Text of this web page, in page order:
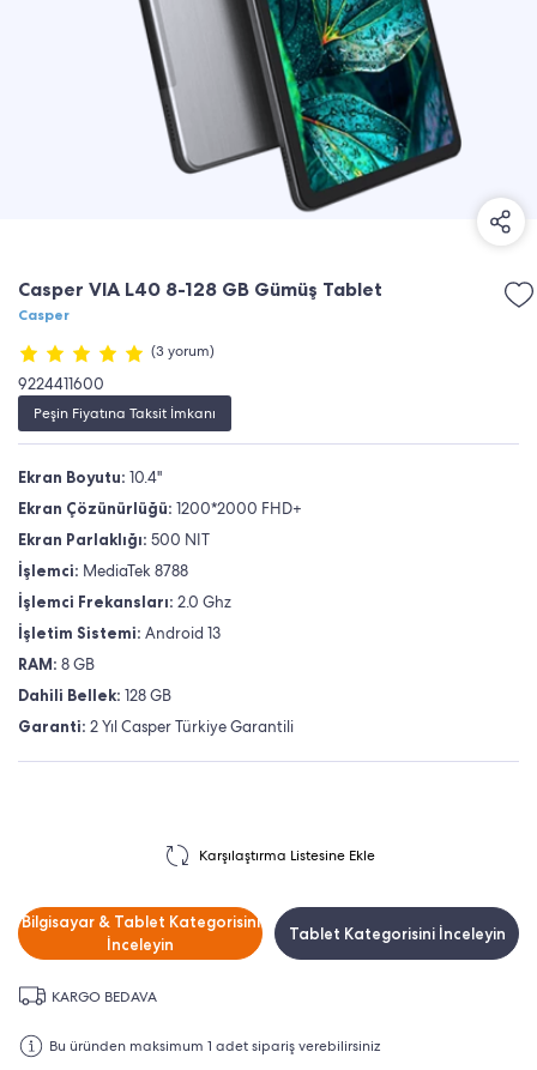
Casper VIA L40 8-128 GB Gümüş Tablet
Casper
(3 yorum)
9224411600
Peşin Fiyatına Taksit İmkanı
Ekran Boyutu: 10.4''
Ekran Çözünürlüğü: 1200*2000 FHD+
Ekran Parlaklığı: 500 NIT
İşlemci: MediaTek 8788
İşlemci Frekansları: 2.0 Ghz
İşletim Sistemi: Android 13
RAM: 8 GB
Dahili Bellek: 128 GB
Garanti: 2 Yıl Casper Türkiye Garantili
Karşılaştırma Listesine Ekle
Bilgisayar & Tablet Kategorisini
İnceleyin
Tablet Kategorisini İnceleyin
KARGO BEDAVA
Bu üründen maksimum 1 adet sipariş verebilirsiniz